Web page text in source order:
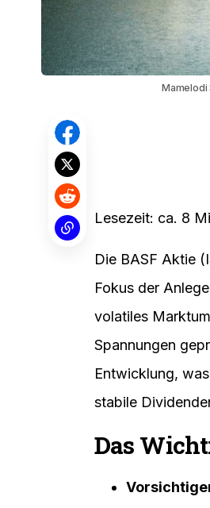
Mamelodi
Lesezeit: ca. 8
Die BASF Aktie
Fokus der
volatiles
Spannungen
Entwicklung,
stabile
Das